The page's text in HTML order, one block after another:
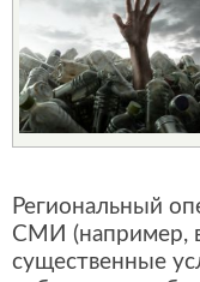
Региональный
СМИ (например, в
существенные